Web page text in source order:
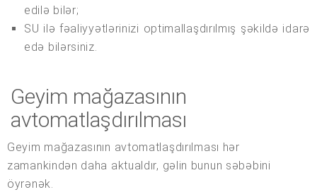
edilə bilər;
SU ilə fəaliyyətlərinizi optimallaşdırılmış şəkildə idarə
edə bilərsiniz.
Geyim mağazasının
avtomatlaşdırılması
Geyim mağazasının avtomatlaşdırılması hər
zamankindən daha aktualdır, gəlin bunun səbəbini
öyrənək.